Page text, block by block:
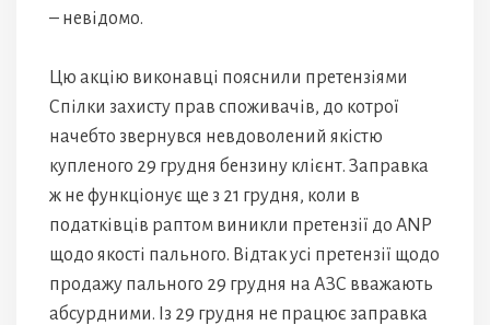
– невідомо.
Цю акцію виконавці пояснили претензіями
Спілки захисту прав споживачів, до котрої
начебто звернувся невдоволений якістю
купленого 29 грудня бензину клієнт. Заправка
ж не функціонує ще з 21 грудня, коли в
податківців раптом виникли претензії до ANP
щодо якості пального. Відтак усі претензії щодо
продажу пального 29 грудня на АЗС вважають
абсурдними. Із 29 грудня не працює заправка